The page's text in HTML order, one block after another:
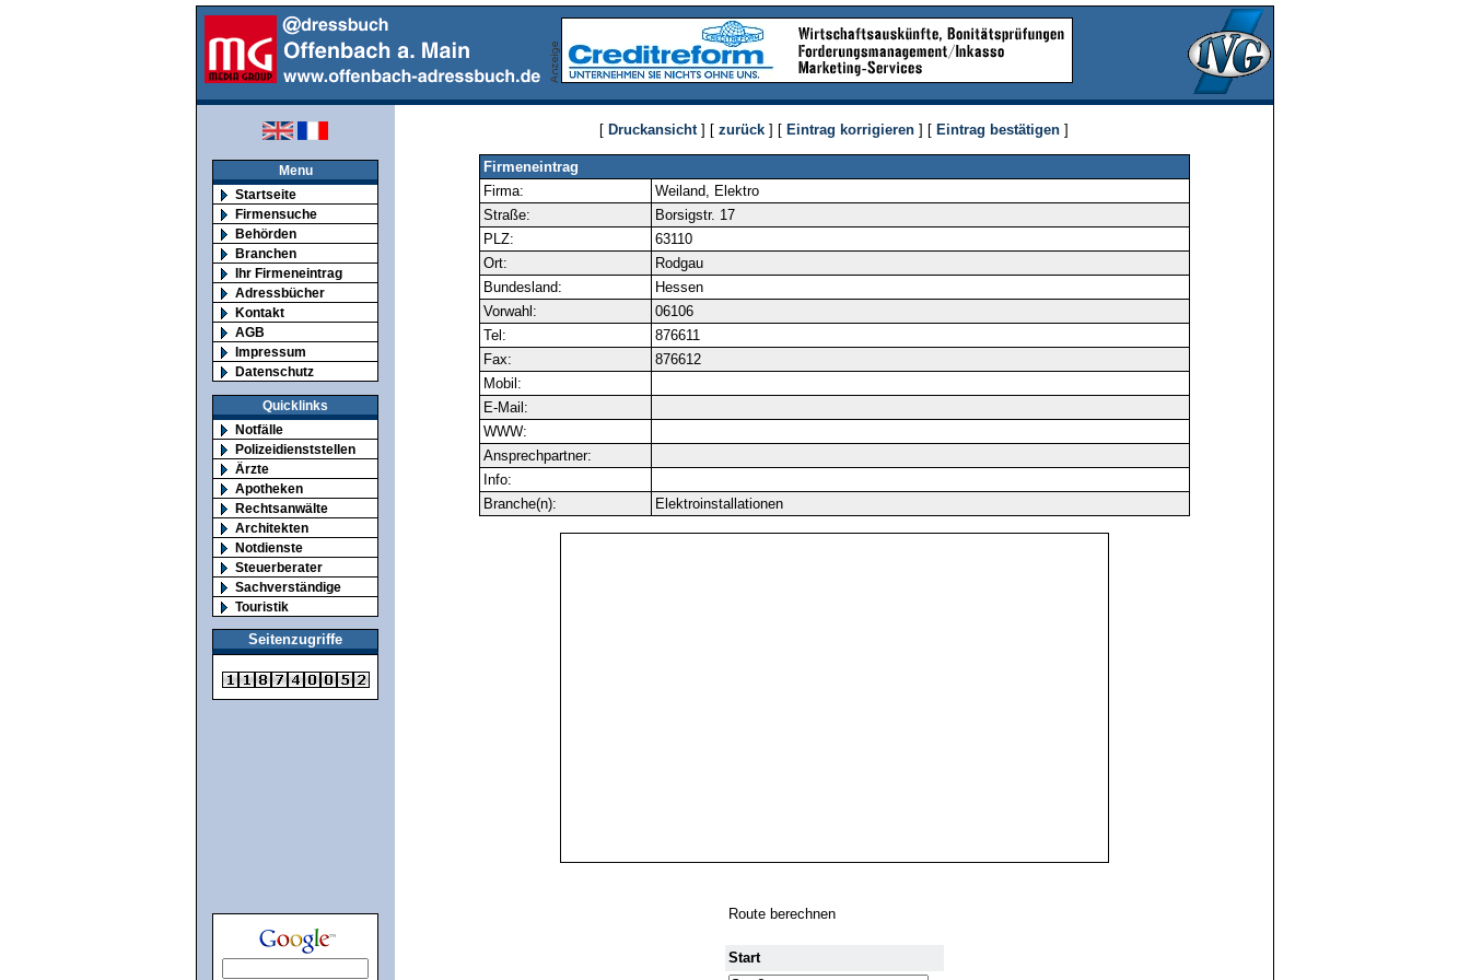
Menu
Startseite
Firmensuche
Behörden
Branchen
Ihr Firmeneintrag
Adressbücher
Kontakt
AGB
Impressum
Datenschutz
Quicklinks
Notfälle
Polizeidienststellen
Ärzte
Apotheken
Rechtsanwälte
Architekten
Notdienste
Steuerberater
Sachverständige
Touristik
Seitenzugriffe
[ Druckansicht] [ zurück ] [ Eintrag korrigieren ] [ Eintrag bestätigen ]
Firmeneintrag
Firma:
Weiland, Elektro
Straße:
Borsigstr. 17
PLZ:
63110
Ort:
Rodgau
Bundesland:
Hessen
Vorwahl:
06106
Tel:
876611
Fax:
876612
Mobil:
E-Mail:
WWW:
Ansprechpartner:
Info:
Branche(n):
Elektroinstallationen
Route berechnen
Start